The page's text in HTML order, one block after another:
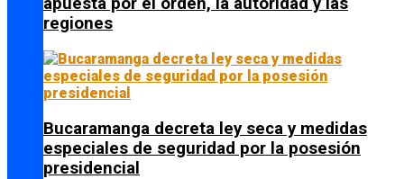
regiones
Bucaramanga decreta ley seca y medidas
especiales de seguridad por la posesión
presidencial